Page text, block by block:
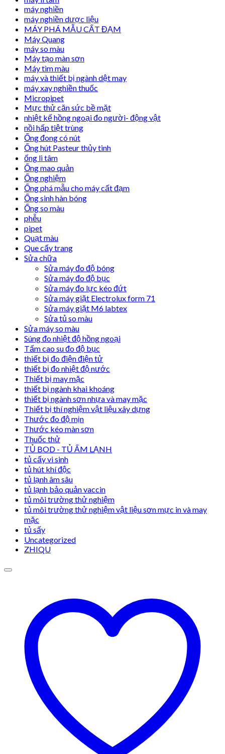
máy nghiền
máy nghiền dược liệu
MÁY PHÁ MẪU CẤT ĐẠM
Máy Quang
máy so màu
Máy tạo màn sơn
Máy tìm màu
máy và thiết bị ngành dệt may
máy xay nghiền thuốc
Micropipet
Mực thử căn sức bề mặt
nhiệt kế hồng ngoại đo người- động vật
nồi hấp tiệt trùng
Ống đong có nút
Ống hút Pasteur thủy tinh
ống li tâm
Ống mao quản
Ống nghiệm
Ống phá mẫu cho máy cất đạm
Ống sinh hàn bóng
Ống so màu
phễu
pipet
Quạt màu
Que cấy trang
Sửa chữa
Sửa máy đo độ bóng
Sửa máy đo độ bục
Sửa máy đo lực kéo đứt
Sửa máy giặt Electrolux form 71
Sửa máy giặt M6 labtex
Sửa tủ so màu
Sửa máy so màu
Súng đo nhiệt độ hồng ngoại
Tấm cao su đo độ bục
thiết bị đo điện điện tử
thiết bị đo nhiệt độ nước
Thiết bị may mặc
thiết bị ngành khai khoáng
thiết bị ngành sơn nhựa và may mặc
Thiết bị thí nghiệm vật liệu xây dựng
Thước đo độ mịn
Thước kéo màn sơn
Thuốc thử
TỦ BOD - TỦ ẤM LẠNH
tủ cấy vi sinh
tủ hút khí độc
tủ lạnh âm sâu
tủ lạnh bảo quản vaccin
tủ môi trường thử nghiệm
tủ môi trường thử nghiệm vật liệu sơn mực in và may
mặc
tủ sấy
Uncategorized
ZHIQU